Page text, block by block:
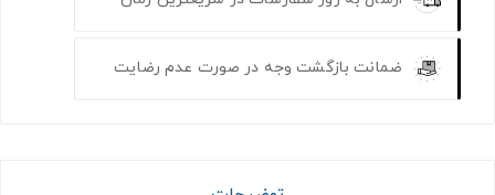
ضمانت بازگشت وجه در صورت عدم رضایت